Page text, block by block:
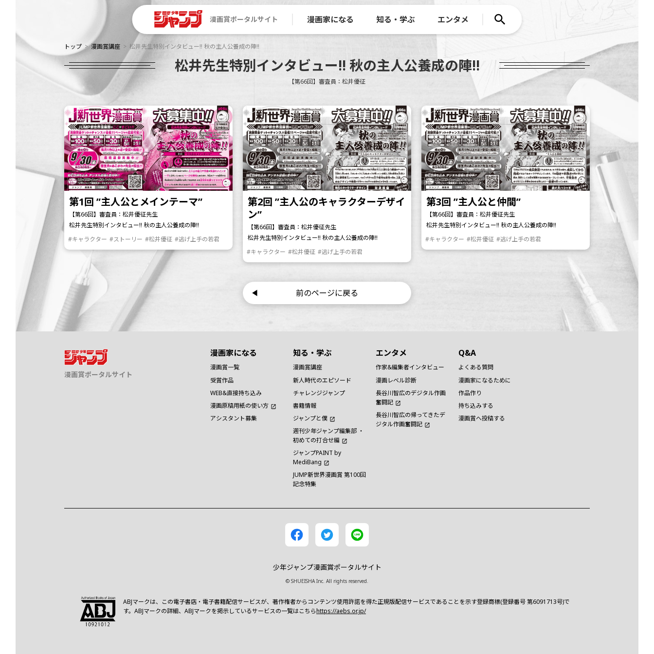
漫画賞ポータルサイト 漫画家になる 知る・学ぶ エンタメ
トップ 漫画賞講座 松井先生特別インタビュー!! 秋の主人公養成の陣!!
松井先生特別インタビュー!! 秋の主人公養成の陣!!
【第66回】審査員：松井優征
第1回 ”主人公とメインテーマ”
【第66回】審査員：松井優征先生
松井先生特別インタビュー!! 秋の主人公養成の陣!!
#キャラクター #ストーリー #松井優征 #逃げ上手の若君
第2回 ”主人公のキャラクターデザイ
ン”
【第66回】審査員：松井優征先生
松井先生特別インタビュー!! 秋の主人公養成の陣!!
#キャラクター #松井優征 #逃げ上手の若君
第3回 ”主人公と仲間”
【第66回】審査員：松井優征先生
松井先生特別インタビュー!! 秋の主人公養成の陣!!
#キャラクター #松井優征 #逃げ上手の若君
前のページに戻る
漫画賞ポータルサイト
漫画家になる
漫画賞一覧
受賞作品
WEB&直接持ち込み
漫画原稿用紙の使い方
アシスタント募集
知る・学ぶ
漫画賞講座
新人時代のエピソード
チャレンジジャンプ
書籍情報
ジャンプと僕
週刊少年ジャンプ編集部 ・
初めての打合せ編
ジャンプPAINT by
MediBang
JUMP新世界漫画賞 第100回
記念特集
エンタメ
作家&編集者インタビュー
漫画レベル診断
長谷川智広のデジタル作画
奮闘記
長谷川智広の帰ってきたデ
ジタル作画奮闘記
Q&A
よくある質問
漫画家になるために
作品作り
持ち込みする
漫画賞へ投稿する
少年ジャンプ漫画賞ポータルサイト
© SHUEISHA Inc. All rights reserved.
ABJマークは、この電子書店・電子書籍配信サービスが、著作権者からコンテンツ使用許諾を得た正規版配信サービスであることを示す登録商標(登録番号 第6091713号)で
す。ABJマークの詳細、ABJマークを掲示しているサービスの一覧はこちらhttps://aebs.or.jp/